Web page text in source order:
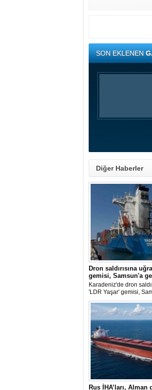
SON EKLENEN
Diğer Haberler
Dron saldırısına
gemisi, Samsun'a
Karadeniz'de dron
'LDR Yaşar' gemisi,
güvenli bir şekilde
kaybı yaşanmadı,
maddi hasar oluştu.
Rus İHA’ları, Alman